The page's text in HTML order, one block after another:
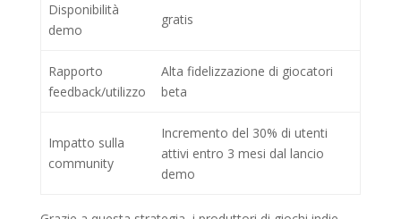
Disponibilità
demo
gratis
Rapporto
feedback/utilizzo
Alta fidelizzazione di giocatori
beta
Impatto sulla
community
Incremento del 30% di utenti
attivi entro 3 mesi dal lancio
demo